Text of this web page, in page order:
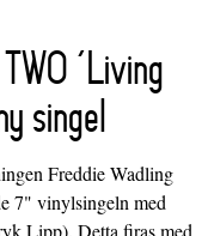
‘Living
singel
Freddie Wadling
7" vinylsingeln med
Lipp). Detta firas med